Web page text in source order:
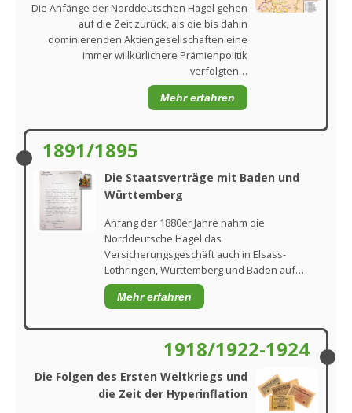
Die Anfänge der Norddeutschen Hagel gehen
auf die Zeit zurück, als die bis dahin
dominierenden Aktiengesellschaften eine
immer willkürlichere Prämienpolitik
verfolgten…
Mehr erfahren
1891/1895
Die Staatsverträge mit Baden und
Württemberg
Anfang der 1880er Jahre nahm die
Norddeutsche Hagel das
Versicherungsgeschäft auch in Elsass-
Lothringen, Württemberg und Baden auf…
Mehr erfahren
1918/1922-1924
Die Folgen des Ersten Weltkriegs und
die Zeit der Hyperinflation